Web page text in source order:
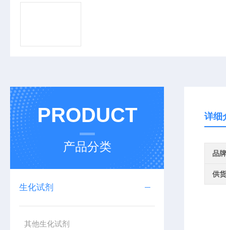
PRODUCT
产品分类
生化试剂
其他生化试剂
详细
品牌
供